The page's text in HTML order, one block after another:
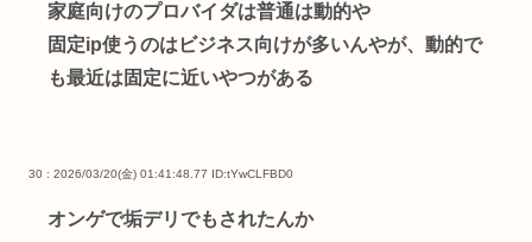
家庭向けのプロバイダは普通は動的や
固定ip使うのはビジネス向けが多いんやが、動的で
も最近は固定に近いやつがある
30 : 2026/03/20(金) 01:41:48.77 ID:tYwCLFBD0
オンゲで垢デリでもされたんか